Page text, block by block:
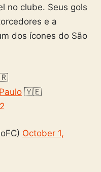
no clube. Seus gols
e a
dos ícones do São
🇾🇪
October 1,